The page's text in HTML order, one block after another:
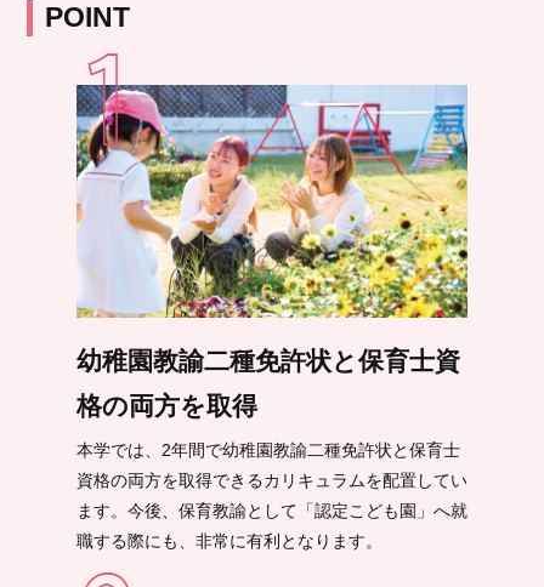
POINT
幼稚園教諭二種免許状と保育士資
格の両方を取得
本学では、2年間で幼稚園教諭二種免許状と保育士
資格の両方を取得できるカリキュラムを配置してい
ます。今後、保育教諭として「認定こども園」へ就
職する際にも、非常に有利となります。